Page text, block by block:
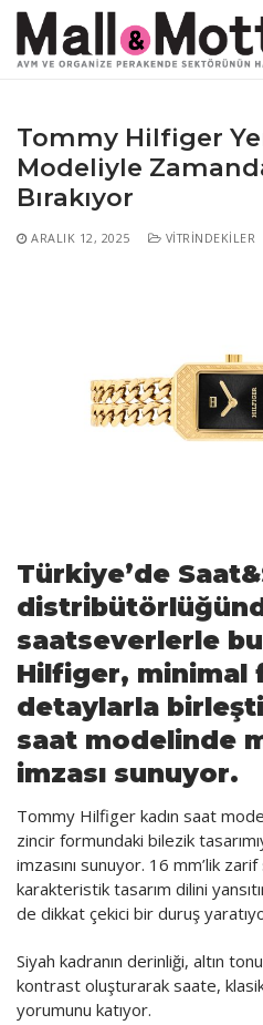
İçeriğe
atla
Arama:
En Çok Okunanlar
Gayrimenkul
Gündem
Haber
Kültür Sanat
Makale
Organize Perakende
Sağlık
Sosyal Sorumluluk
Sürmanşet
Turizm
Vitrindekiler
Araştırma
Tommy Hilfiger
Modeliyle
Bırakıyor
ARALIK 12, 2025 VITRINDEKILER
Türkiye’de
saatseverlerle
Hilfiger, minimal
detaylarla
saat modelinde
imzası sunuyor.
Tommy Hilfiger kadın saat
zincir formundaki bilezik
imzasını sunuyor. 16 mm’lik
karakteristik tasarım dilini
de dikkat çekici bir duruş
Siyah kadranın derinliği, altın
kontrast oluşturarak saate,
yorumunu katıyor.